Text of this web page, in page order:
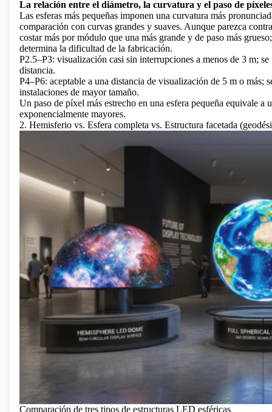
La relación entre el diámetro, la curvatura y el paso de
Las esferas más pequeñas imponen una curvatura más
comparación con curvas grandes y suaves. Aunque parezca
costar más por módulo que una más grande y de paso más
determina la dificultad de la fabricación.
P2.5–P3: visualización casi sin interrupciones a menos de 3 m;
distancia.
P4–P6: aceptable a una distancia de visualización de 5 m o más;
instalaciones de mayor tamaño.
Un paso de píxel más estrecho en una esfera pequeña equivale
exponencialmente mayores.
2. Hemisferio vs. Esfera completa vs. Estructura facetada
Comparación de tres tipos de estructuras LED esféricas